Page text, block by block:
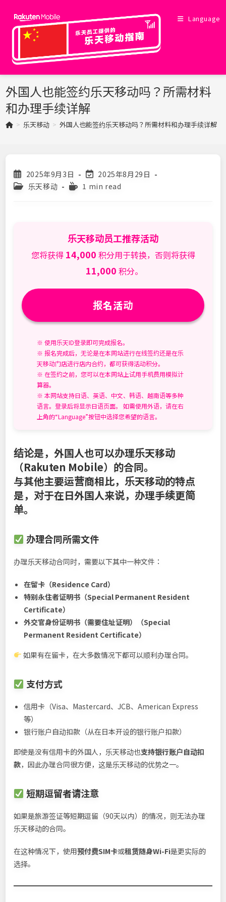
content
Language
外国人也能签约乐天移动吗？所需材料
和办理手续详解
> 乐天移动 > 外国人也能签约乐天移动吗？所需材料和办理手续详解
Post
published:
2025年9月3日
Post
last
2025年8月29日
Post乐天移动
Reading
1 min read
乐天移动员工推荐活动
您将获得 14,000 积分用于转换，否则将获得
11,000 积分。
报名活动
※ 使用乐天ID登录即可完成报名。
※ 报名完成后，无论是在本网站进行在线签约还是在乐
天移动门店进行店内合约，都可获得活动积分。
※ 在签约之前，您可以在本网站上试用手机费用模拟计
算器。
※ 本网站支持日语、英语、中文、韩语、越南语等多种
语言。登录后将显示日语页面。 如需使用外语，请在右
上角的“Language”按钮中选择您希望的语言。
结论是，外国人也可以办理乐天移动
（Rakuten Mobile）的合同。
与其他主要运营商相比，乐天移动的特点
是，对于在日外国人来说，办理手续更简
单。
办理合同所需文件
办理乐天移动合同时，需要以下其中一种文件：
在留卡（Residence Card）
特别永住者证明书（Special Permanent Resident
Certificate）
外交官身份证明书（需要住址证明）（Special
Permanent Resident Certificate）
如果有在留卡，在大多数情况下都可以顺利办理合同。
支付方式
信用卡（Visa、Mastercard、JCB、American Express
等）
银行账户自动扣款（从在日本开设的银行账户扣款）
即使是没有信用卡的外国人，乐天移动也支持银行账户自动扣
款，因此办理合同很方便，这是乐天移动的优势之一。
短期逗留者请注意
如果是旅游签证等短期逗留（90天以内）的情况，则无法办理
乐天移动的合同。
在这种情况下，使用预付费SIM卡或租赁随身Wi-Fi是更实际的
选择。